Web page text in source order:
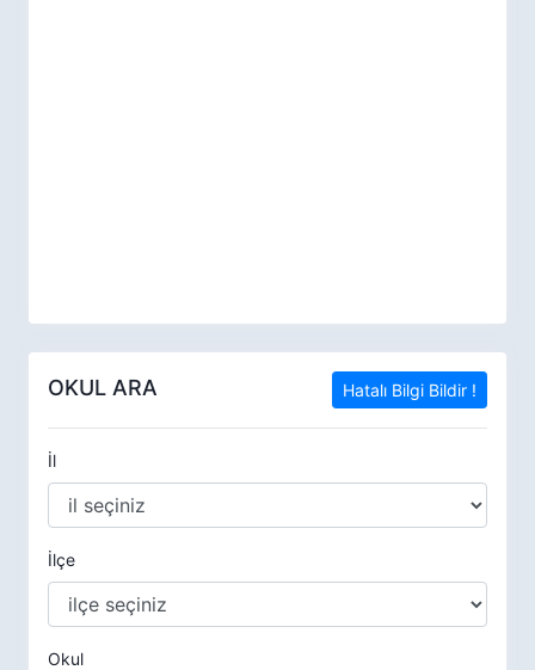
OKUL ARA Hatalı Bilgi Bildir !
İl
İlçe
Okul